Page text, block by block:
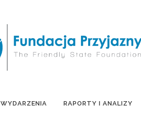
WYDARZENIA RAPORTY I ANALIZY